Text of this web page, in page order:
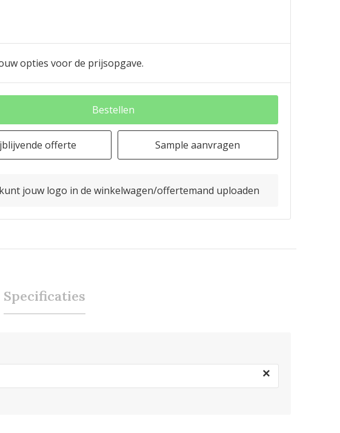
opties voor de prijsopgave.
Bestellen
offerte Sample aanvragen
jouw logo in de winkelwagen/offertemand uploaden
Specificaties
×